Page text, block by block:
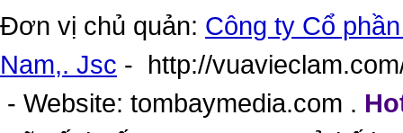
Đơn vị chủ quản: Công ty Cổ
Nam,. Jsc - http://
- Website: tombaymedia.com .